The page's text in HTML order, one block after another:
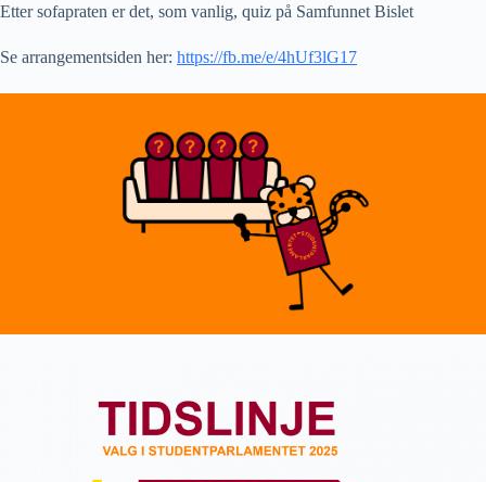
Etter sofapraten er det, som vanlig, quiz på Samfunnet Bislet
Se arrangementsiden her: https://fb.me/e/4hUf3lG17